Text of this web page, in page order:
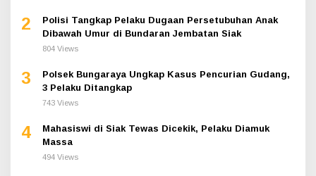
2
Polisi Tangkap Pelaku Dugaan Persetubuhan Anak
Dibawah Umur di Bundaran Jembatan Siak
804 Views
3
Polsek Bungaraya Ungkap Kasus Pencurian Gudang,
3 Pelaku Ditangkap
743 Views
4
Mahasiswi di Siak Tewas Dicekik, Pelaku Diamuk
Massa
494 Views